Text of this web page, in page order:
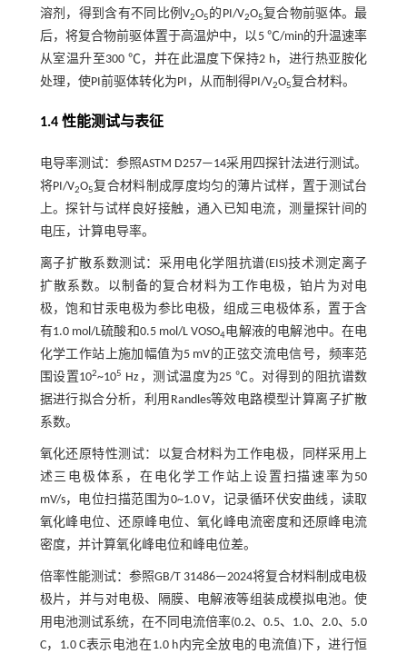
溶剂，得到含有不同比例V2O5 的PI/V2O5复合物前驱体。最
后，将复合物前驱体置于高温炉中，以5 ℃/min的升温速率
从室温升至300 ℃，并在此温度下保持2 h，进行热亚胺化
处理，使PI前驱体转化为PI，从而制得PI/V2O5复合材料。
1.4 性能测试与表征
电导率测试：参照ASTM D257—14采用四探针法进行测试。
将PI/V2O5复合材料制成厚度均匀的薄片试样，置于测试台
上。探针与试样良好接触，通入已知电流，测量探针间的
电压，计算电导率。
离子扩散系数测试：采用电化学阻抗谱(EIS)技术测定离子
扩散系数。以制备的复合材料为工作电极，铂片为对电
极，饱和甘汞电极为参比电极，组成三电极体系，置于含
有1.0 mol/L硫酸和0.5 mol/L VOSO4电解液的电解池中。在电
化学工作站上施加幅值为5 mV的正弦交流电信号，频率范
围设置102~105 Hz，测试温度为25 ℃。对得到的阻抗谱数
据进行拟合分析，利用Randles等效电路模型计算离子扩散
系数。
氧化还原特性测试：以复合材料为工作电极，同样采用上
述三电极体系，在电化学工作站上设置扫描速率为50
mV/s，电位扫描范围为0~1.0 V，记录循环伏安曲线，读取
氧化峰电位、还原峰电位、氧化峰电流密度和还原峰电流
密度，并计算氧化峰电位和峰电位差。
倍率性能测试：参照GB/T 31486—2024将复合材料制成电极
极片，并与对电极、隔膜、电解液等组装成模拟电池。使
用电池测试系统，在不同电流倍率(0.2、0.5、1.0、2.0、5.0
C，1.0 C表示电池在1.0 h内完全放电的电流值)下，进行恒